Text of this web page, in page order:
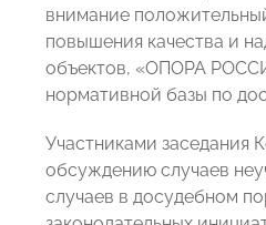
внимание
повышения качества и
объектов, «ОПОРА
нормативной базы по
Участниками заседания
обсуждению случаев
случаев в досудебном